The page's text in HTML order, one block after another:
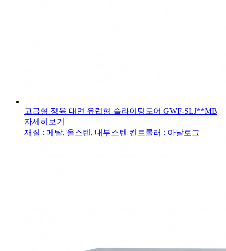
고급형 정육 대면 유럽형 슬라이딩도어 GWF-SLJ**MB
자세히보기
재질 : 메탈, 올스텐, 내부스텐 컨트롤러 : 아날로그